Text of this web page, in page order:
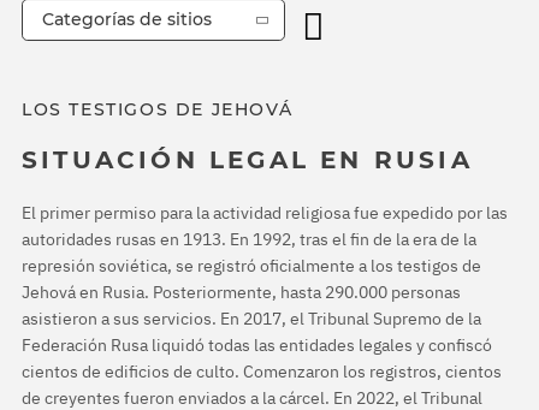
LOS TESTIGOS DE JEHOVÁ
SITUACIÓN LEGAL EN RUSIA
El primer permiso para la actividad religiosa fue expedido por las
autoridades rusas en 1913. En 1992, tras el fin de la era de la
represión soviética, se registró oficialmente a los testigos de
Jehová en Rusia. Posteriormente, hasta 290.000 personas
asistieron a sus servicios. En 2017, el Tribunal Supremo de la
Federación Rusa liquidó todas las entidades legales y confiscó
cientos de edificios de culto. Comenzaron los registros, cientos
de creyentes fueron enviados a la cárcel. En 2022, el Tribunal
Categorías de sitios